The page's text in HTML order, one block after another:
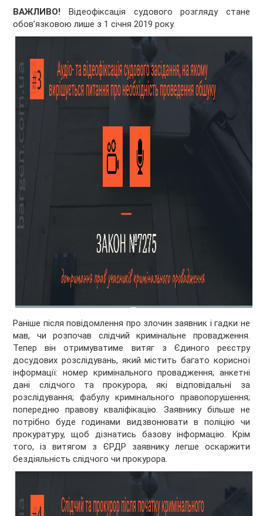
ВАЖЛИВО! Відеофіксація судового розгляду стане
обов’язковою лише з 1 січня 2019 року.
Раніше після повідомлення про злочин заявник і гадки не
мав, чи розпочав слідчий кримінальне провадження.
Тепер він отримуватиме витяг з Єдиного реєстру
досудових розслідувань, який містить багато корисної
інформації: номер кримінального провадження; анкетні
дані слідчого та прокурора, які відповідальні за
розслідування; фабулу кримінального правопорушення;
попередню правову кваліфікацію. Заявнику більше не
потрібно буде годинами видзвонювати в поліцію чи
прокуратуру, щоб дізнатись базову інформацію. Крім
того, із витягом з ЄРДР заявнику легше оскаржити
бездіяльність слідчого чи прокурора.